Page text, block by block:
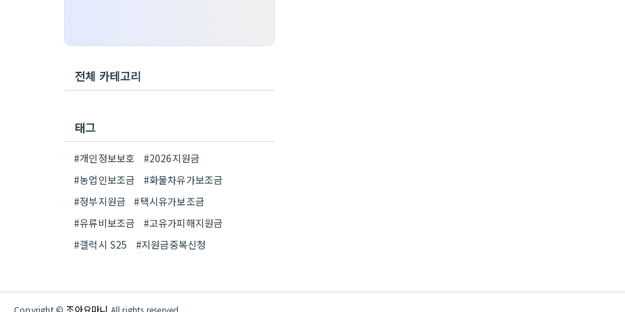
전체 카테고리
태그
#개인정보보호
#2026지원금
#농업인보조금
#화물차유가보조금
#정부지원금
#택시유가보조금
#유류비보조금
#고유가피해지원금
#갤럭시 S25
#지원금중복신청
Copyright © All rights reserved.